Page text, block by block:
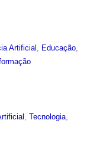
Artificial, Educação,
,Tecnologia